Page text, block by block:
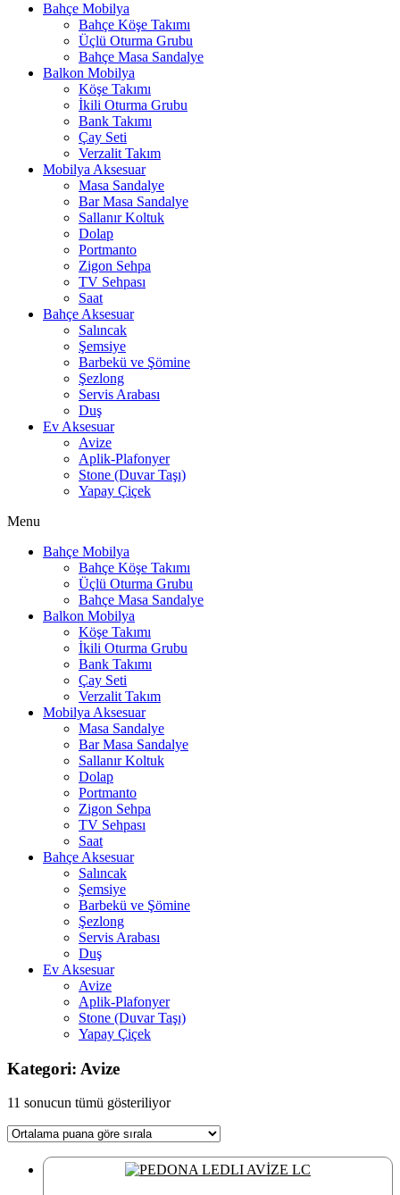
Bahçe Mobilya
Bahçe Köşe Takımı
Üçlü Oturma Grubu
Bahçe Masa Sandalye
Balkon Mobilya
Köşe Takımı
İkili Oturma Grubu
Bank Takımı
Çay Seti
Verzalit Takım
Mobilya Aksesuar
Masa Sandalye
Bar Masa Sandalye
Sallanır Koltuk
Dolap
Portmanto
Zigon Sehpa
TV Sehpası
Saat
Bahçe Aksesuar
Salıncak
Şemsiye
Barbekü ve Şömine
Şezlong
Servis Arabası
Duş
Ev Aksesuar
Avize
Aplik-Plafonyer
Stone (Duvar Taşı)
Yapay Çiçek
Menu
Bahçe Mobilya
Bahçe Köşe Takımı
Üçlü Oturma Grubu
Bahçe Masa Sandalye
Balkon Mobilya
Köşe Takımı
İkili Oturma Grubu
Bank Takımı
Çay Seti
Verzalit Takım
Mobilya Aksesuar
Masa Sandalye
Bar Masa Sandalye
Sallanır Koltuk
Dolap
Portmanto
Zigon Sehpa
TV Sehpası
Saat
Bahçe Aksesuar
Salıncak
Şemsiye
Barbekü ve Şömine
Şezlong
Servis Arabası
Duş
Ev Aksesuar
Avize
Aplik-Plafonyer
Stone (Duvar Taşı)
Yapay Çiçek
Kategori: Avize
11 sonucun tümü gösteriliyorEn
göre